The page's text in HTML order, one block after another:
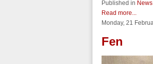
Published in News
Read more...
Monday, 21
Fen